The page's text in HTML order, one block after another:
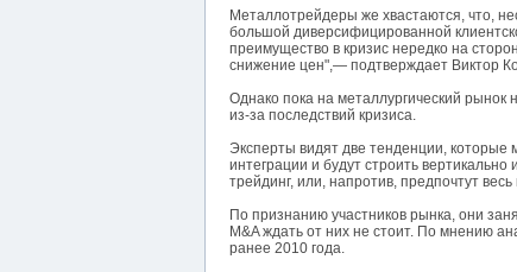
Металлотрейдеры же хвастаются, что,
большой диверсифицированной
преимущество в кризис нередко на
снижение цен",— подтверждает Виктор
Однако пока на металлургический рынок
из-за последствий кризиса.
Эксперты видят две тенденции, которые
интеграции и будут строить
трейдинг, или, напротив, предпочтут
По признанию участников рынка, они
M&A ждать от них не стоит. По мнению
ранее 2010 года.